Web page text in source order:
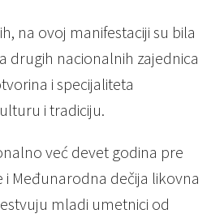
na ovoj manifestaciji su bila
drugih nacionalnih zajednica
i specijaliteta
i tradiciju.
već devet godina pre
i Međunarodna dečija likovna
mladi umetnici od